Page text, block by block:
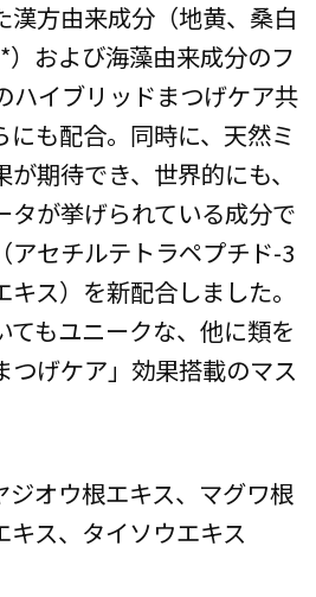
漢方由来成分（地黄、桑白
および海藻由来成分のフ
ハイブリッドまつげケア共
も配合。同時に、天然ミ
期待でき、世界的にも、
タが挙げられている成分で
アセチルテトラペプチド-3
ス）を新配合しました。
てもユニークな、他に類を
つげケア」効果搭載のマス
オウ根エキス、マグワ根
ス、タイソウエキス